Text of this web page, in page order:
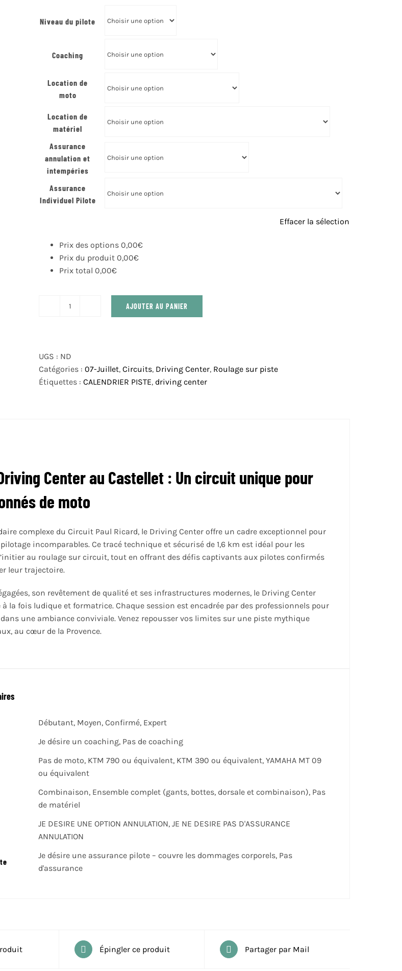
Niveau du pilote
Coaching
Location de
moto
Location de
matériel
Assurance
annulation et
intempéries
Assurance
Individuel Pilote
Effacer la sélection
Prix des options 0,00€
Prix du produit 0,00€
Prix total 0,00€
quantité
20
JUILLET
AJOUTER AU PANIER
UGS : ND
Catégories : 07-Juillet, Circuits, Driving Center, Roulage sur piste
Étiquettes : CALENDRIER PISTE, driving center
Center au Castellet : Un circuit unique pour
de moto
complexe du Circuit Paul Ricard, le Driving Center offre un cadre exceptionnel pour
incomparables. Ce tracé technique et sécurisé de 1,6 km est idéal pour les
au roulage sur circuit, tout en offrant des défis captivants aux pilotes confirmés
leur trajectoire.
son revêtement de qualité et ses infrastructures modernes, le Driving Center
la fois ludique et formatrice. Chaque session est encadrée par des professionnels pour
une ambiance conviviale. Venez repousser vos limites sur une piste mythique
au cœur de la Provence.
Débutant, Moyen, Confirmé, Expert
Je désire un coaching, Pas de coaching
Pas de moto, KTM 790 ou équivalent, KTM 390 ou équivalent, YAMAHA MT 09
ou équivalent
Combinaison, Ensemble complet (gants, bottes, dorsale et combinaison), Pas
de matériel
JE DESIRE UNE OPTION ANNULATION, JE NE DESIRE PAS D'ASSURANCE
ANNULATION
Je désire une assurance pilote – couvre les dommages corporels, Pas
d'assurance
Épingler ce produit Partager par Mail